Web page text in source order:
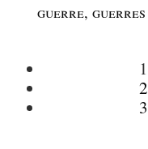
guerre, guerres
1
2
3